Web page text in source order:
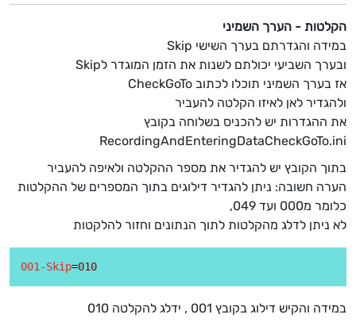
הקלטות - הערך השמיני
במידה והגדרתם בערך השישי Skip
ובערך השביעי יכולתם לשנות את הזמן המוגדר לSkip
אז בערך השמיני תוכלו לכתוב CheckGoTo
ולהגדיר לאן לאיזו הקלטה להעביר
את ההגדרות יש להכניס בשלוחה בקובץ
RecordingAndEnteringDataCheckGoTo.ini
בתוך הקובץ יש להגדיר את מספר ההקלטה ולאיפה להעביר
הערה חשובה: ניתן להגדיר דילוגים בתוך המספרים של ההקלטות
כלומר מ000 ועד 049,
לא ניתן לדלג מהקלטות לתוך הנתונים וחזור להלקטות
001-Skip=010
במידה והקיש דילוג בקובץ 001 , ידלג להקלטה 010